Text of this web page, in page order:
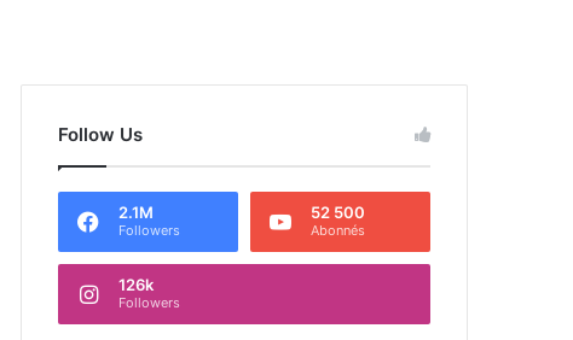
Follow Us
2.1M
Followers
52 500
Abonnés
126k
Followers